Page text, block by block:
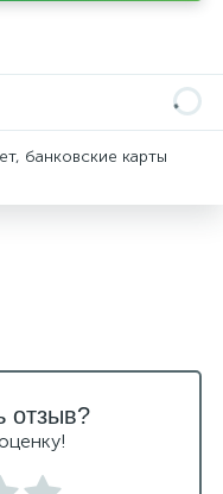
банковские карты
отзыв?